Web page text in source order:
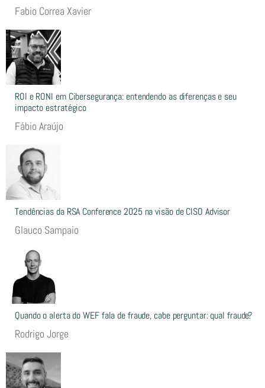
Fabio Correa Xavier
ROI e RONI em Cibersegurança: entendendo as diferenças e seu
impacto estratégico
Fábio Araújo
Tendências da RSA Conference 2025 na visão de CISO Advisor
Glauco Sampaio
Quando o alerta do WEF fala de fraude, cabe perguntar: qual fraude?
Rodrigo Jorge